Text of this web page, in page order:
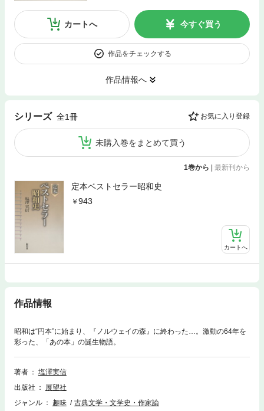
カートへ 今すぐ買う
作品をチェックする
作品情報へ
シリーズ 全1冊 お気に入り登録
未購入巻をまとめて買う
1巻から | 最新刊から
定本ベストセラー昭和史
943
カートへ
作品情報
昭和は“円本”に始まり、『ノルウェイの森』に終わった…。激動の64年を
彩った、「あの本」の誕生物語。
著者
塩澤実信
出版社
展望社
ジャンル
趣味
古典文学・文学史・作家論